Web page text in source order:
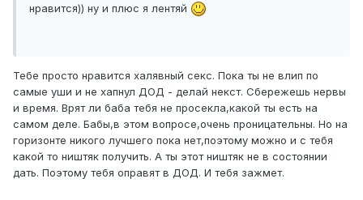
нравится)) ну и плюс я лентяй
Тебе просто нравится халявный секс. Пока ты не влип по
самые уши и не хапнул ДОД - делай некст. Сбережешь нервы
и время. Врят ли баба тебя не просекла,какой ты есть на
самом деле. Бабы,в этом вопросе,очень проницательны. Но на
горизонте никого лучшего пока нет,поэтому можно и с тебя
какой то ништяк получить. А ты этот ништяк не в состоянии
дать. Поэтому тебя оправят в ДОД. И тебя зажмет.